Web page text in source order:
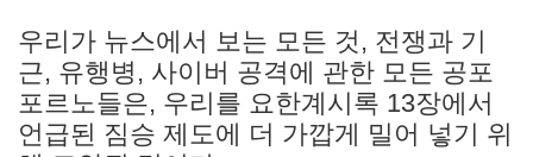
우리가 뉴스에서 보는 모든 것, 전쟁과 기
근, 유행병, 사이버 공격에 관한 모든 공포
포르노들은, 우리를 요한계시록 13장에서
언급된 짐승 제도에 더 가깝게 밀어 넣기 위